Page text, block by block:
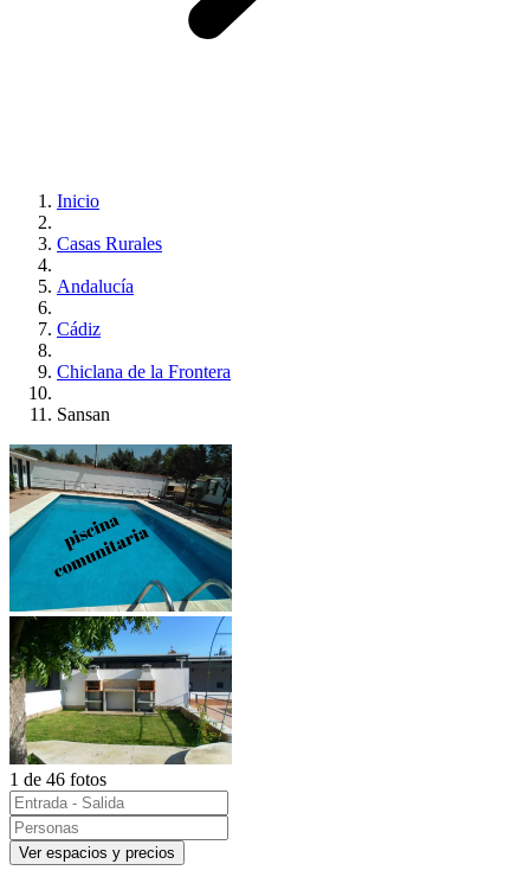
Inicio
Casas Rurales
Andalucía
Cádiz
Chiclana de la Frontera
Sansan
1 de 46 fotos
Ver espacios y precios